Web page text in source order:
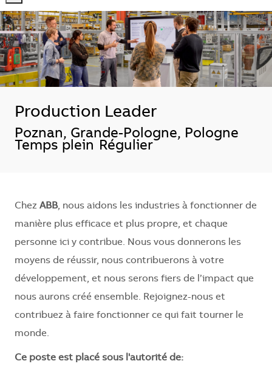
--
Production Leader
Localisation
Poznan, Grande-Pologne, Pologne
Temps plein Régulier
Chez ABB, nous aidons les industries à fonctionner de
manière plus efficace et plus propre, et chaque
personne ici y contribue. Nous vous donnerons les
moyens de réussir, nous contribuerons à votre
développement, et nous serons fiers de l’impact que
nous aurons créé ensemble. Rejoignez-nous et
contribuez à faire fonctionner ce qui fait tourner le
monde.
Ce poste est placé sous l'autorité de: